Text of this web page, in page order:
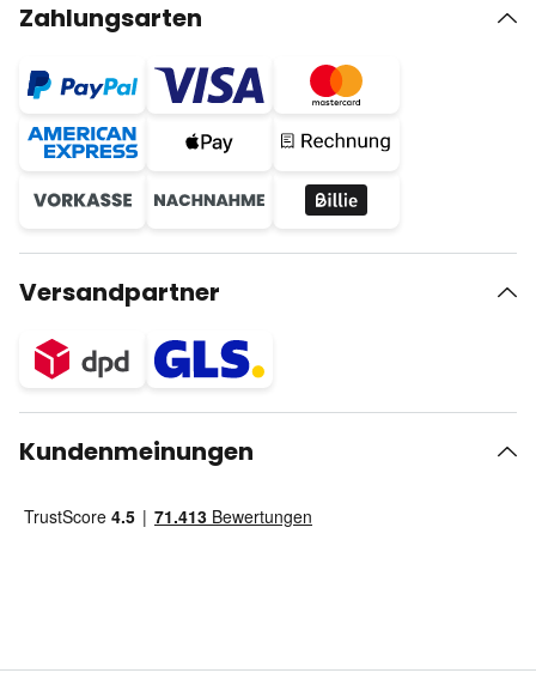
Zahlungsarten
Versandpartner
Kundenmeinungen